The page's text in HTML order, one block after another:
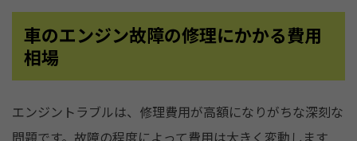
車のエンジン故障の修理にかかる費用
相場
エンジントラブルは、修理費用が高額になりがちな深刻な